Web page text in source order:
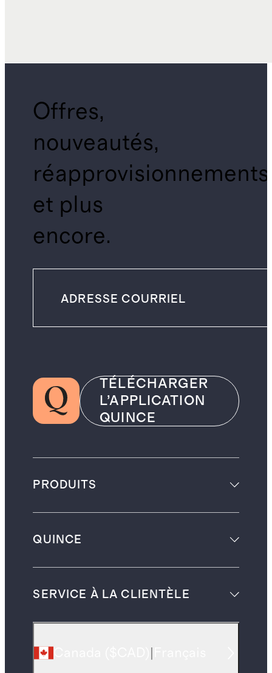
Offres,
nouveautés,
réapprovisionnements
et plus
encore.
TÉLÉCHARGER
L’APPLICATION
QUINCE
PRODUITS
QUINCE
SERVICE À LA CLIENTÈLE